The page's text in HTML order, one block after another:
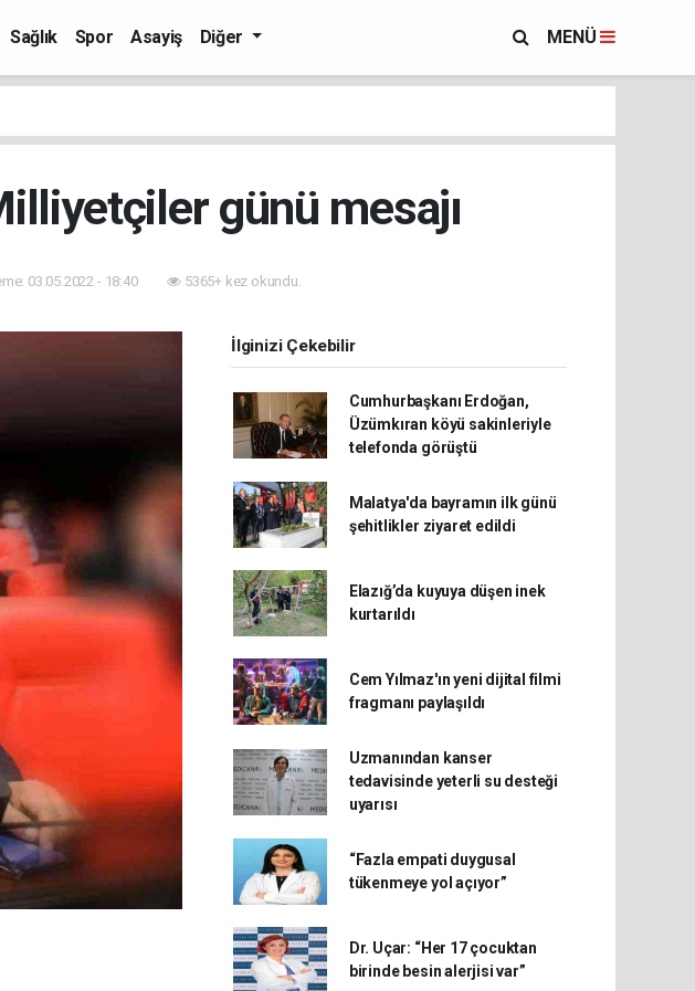
Sağlık Spor Asayiş Diğer MENÜ
günü mesajı
03.05.2022 - 18:40 5365+ kez okundu.
İlginizi Çekebilir
Cumhurbaşkanı Erdoğan,
Üzümkıran köyü sakinleriyle
telefonda görüştü
Malatya'da bayramın ilk günü
şehitlikler ziyaret edildi
Elazığ’da kuyuya düşen inek
kurtarıldı
Cem Yılmaz'ın yeni dijital filmi
fragmanı paylaşıldı
Uzmanından kanser
tedavisinde yeterli su desteği
uyarısı
“Fazla empati duygusal
tükenmeye yol açıyor”
Dr. Uçar: “Her 17 çocuktan
birinde besin alerjisi var”